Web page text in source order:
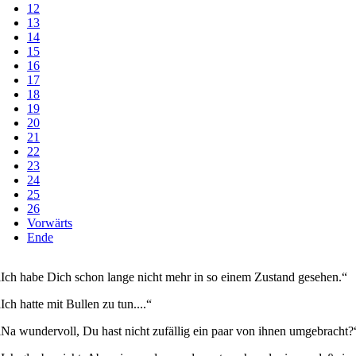
12
13
14
15
16
17
18
19
20
21
22
23
24
25
26
Vorwärts
Ende
habe Dich schon lange nicht mehr in so einem Zustand gesehen.“
hatte mit Bullen zu tun....“
wundervoll, Du hast nicht zufällig ein paar von ihnen